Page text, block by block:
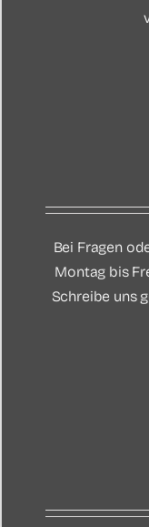
Bei Fragen
Montag bis
Schreibe uns